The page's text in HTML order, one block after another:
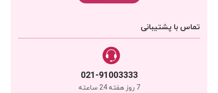
تماس با پشتیبانی
021-91003333
7 روز هفته 24 ساعته